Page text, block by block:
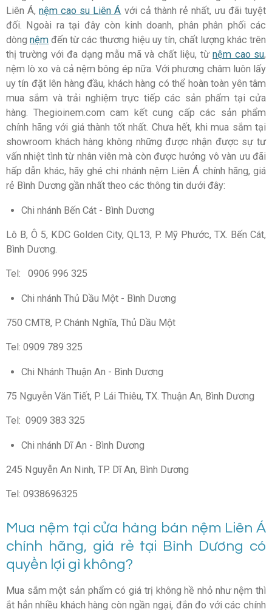
Liên Á,nệm cao su Liên Á với cả thành rẻ nhất, ưu đãi tuyệt
đối. Ngoài ra tại đây còn kinh doanh, phân phân phối các
dòngnệm đến từ các thương hiệu uy tín, chất lượng khác trên
thị trường với đa dạng mẫu mã và chất liệu, từnệm cao su,
nệm lò xo và cả nệm bông ép nữa. Với phương châm luôn lấy
uy tín đặt lên hàng đầu, khách hàng có thể hoàn toàn yên tâm
mua sắm và trải nghiệm trực tiếp các sản phẩm tại cửa
hàng. Thegioinem.com cam kết cung cấp các sản phẩm
chính hãng với giá thành tốt nhất. Chưa hết, khi mua sắm tại
showroom khách hàng không những được nhận được sự tư
vấn nhiệt tình từ nhân viên mà còn được hưởng vô vàn ưu đãi
hấp dẫn khác, hãy ghé chi nhánh nệm Liên Á chính hãng, giá
rẻ Bình Dương gần nhất theo các thông tin dưới đây:
Chi nhánh Bến Cát - Bình Dương
Lô B, Ô 5, KDC Golden City, QL13, P. Mỹ Phước, TX. Bến Cát,
Bình Dương.
Tel: 0906 996 325
Chi nhánh Thủ Dầu Một - Bình Dương
750 CMT8, P. Chánh Nghĩa, Thủ Dầu Một
Tel: 0909 789 325
Chi Nhánh Thuận An - Bình Dương
75 Nguyễn Văn Tiết, P. Lái Thiêu, TX. Thuận An, Bình Dương
Tel: 0909 383 325
Chi nhánh Dĩ An - Bình Dương
245 Nguyễn An Ninh, TP. Dĩ An, Bình Dương
Tel: 0938696325
Mua nệm tại cửa hàng bán nệm Liên Á
chính hãng, giá rẻ tại Bình Dương có
quyền lợi gì không?
Mua sắm một sản phẩm có giá trị không hề nhỏ như nệm thì
ắt hẳn nhiều khách hàng còn ngần ngại, đắn đo với các chính